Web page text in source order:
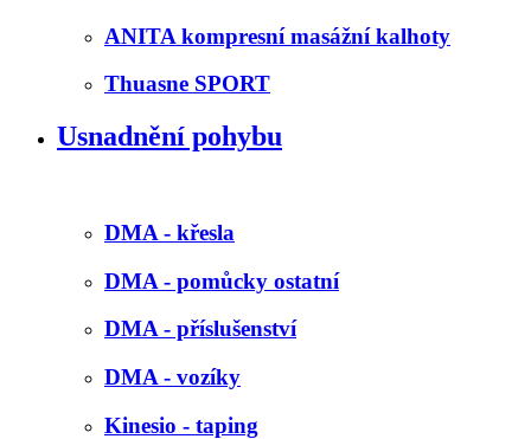
ANITA kompresní masážní kalhoty
Thuasne SPORT
Usnadnění pohybu
DMA - křesla
DMA - pomůcky ostatní
DMA - příslušenství
DMA - vozíky
Kinesio - taping